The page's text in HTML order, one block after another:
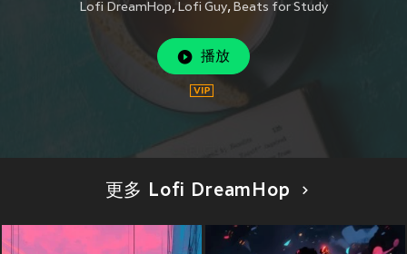
Lofi DreamHop, Lofi Guy, Beats for Study
播放
更多 Lofi DreamHop